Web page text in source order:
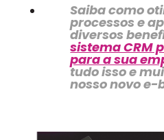
Saiba como
processos e
diversos
sistema CRM
para a sua
tudo isso e
nosso novo e-